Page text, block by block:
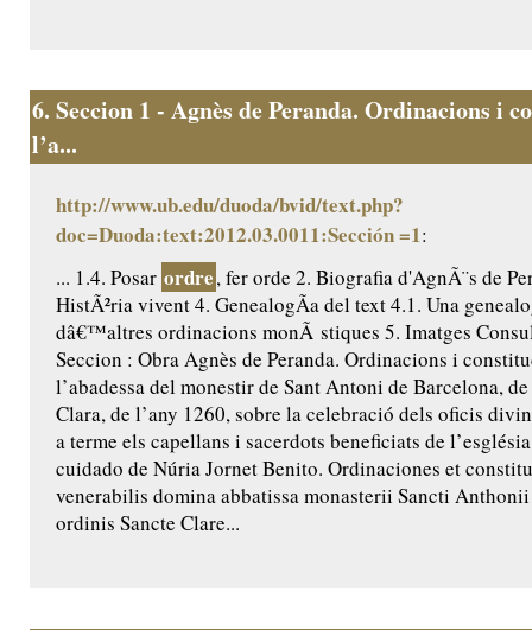
6. Seccion 1 - Agnès de Peranda. Ordinacions i
l’a...
http://www.ub.edu/duoda/bvid/text.php?
doc=Duoda:text:2012.03.0011:Sección =1:
... 1.4. Posar ordre, fer orde 2. Biografia d'AgnÃ¨s de
HistÃ²ria vivent 4. GenealogÃ­a del text 4.1. Una
dâ€™altres ordinacions monÃ stiques 5. Imatges
Seccion : Obra Agnès de Peranda. Ordinacions i
l’abadessa del monestir de Sant Antoni de Barcelona, de
Clara, de l’any 1260, sobre la celebració dels oficis
a terme els capellans i sacerdots beneficiats de
cuidado de Núria Jornet Benito. Ordinaciones et
venerabilis domina abbatissa monasterii Sancti
ordinis Sancte Clare...